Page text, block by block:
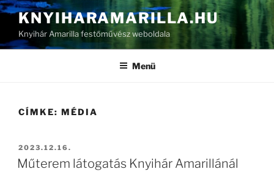
Tartalomhoz
KNYIHARAMARILLA.HU
Knyihár Amarilla festőművész weboldala
Menü
CÍMKE: MÉDIA
BEKÜLDVE:
2023.12.16.
Műterem látogatás Knyihár Amarillánál